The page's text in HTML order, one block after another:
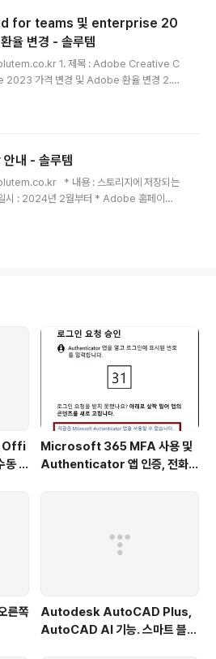
Adobe 블로그(Topic) : http://bl..
for teams 및 enterprise 20
율 변경 - 솔루템
1. 제목 : Adobe Creative C
가격 변경 및 Adobe 환율 변경 2.
for teams 단일 앱 플랜(Pro Editio
모든 앱 플랜(Pro Edition ..
내 - 솔루템
* 내용 : 스토리지에 저장되는
시 : 2024년 2월부터 * Adobe 홈페이지
동기화 중단 안내 Adobe는 제품을 구독
Offi
동 삭
Microsoft 365 MFA 사용 및
Authenticator 앱 인증, 전화
른쪽
Autodesk AutoCAD Plus,
AutoCAD AI 기능. 스마트 블